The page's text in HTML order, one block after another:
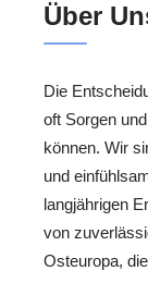
Über
Die
oft Sorgen
können. Wir
und
langjährigen
von
Osteuropa,